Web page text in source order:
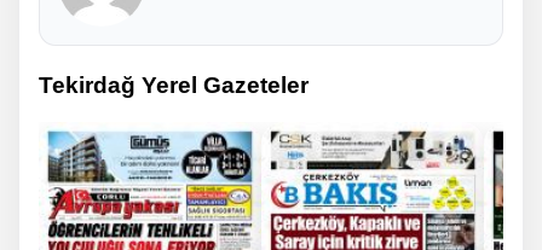
Tekirdağ Yerel Gazeteler